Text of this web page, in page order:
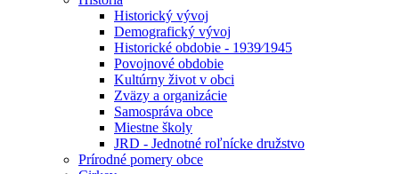
Historický vývoj
Demografický vývoj
Historické obdobie - 1939⁄1945
Povojnové obdobie
Kultúrny život v obci
Zväzy a organizácie
Samospráva obce
Miestne školy
JRD - Jednotné roľnícke družstvo
Prírodné pomery obce